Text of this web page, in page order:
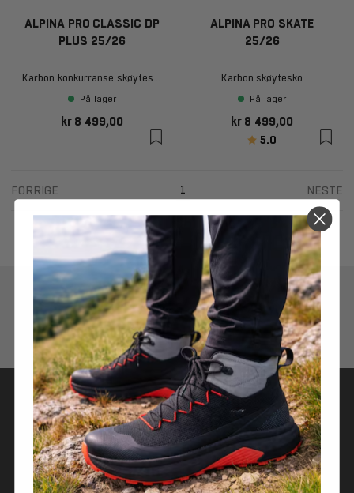
ALPINA PRO CLASSIC DP
PLUS 25/26
På lager
kr 8 499,00
ALPINA PRO SKATE
25/26
Karbon skøytesko
På lager
kr 8 499,00
Karakter:
5.0 av 5 mulige
FORRIGE 1 NESTE
4.5 Basert på 70 stemmer
OM OSS
Om Alpina
Bedriftsinformasjon